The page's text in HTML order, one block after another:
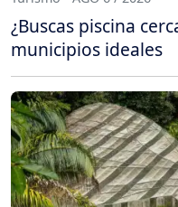
¿Buscas piscina
municipios ideales